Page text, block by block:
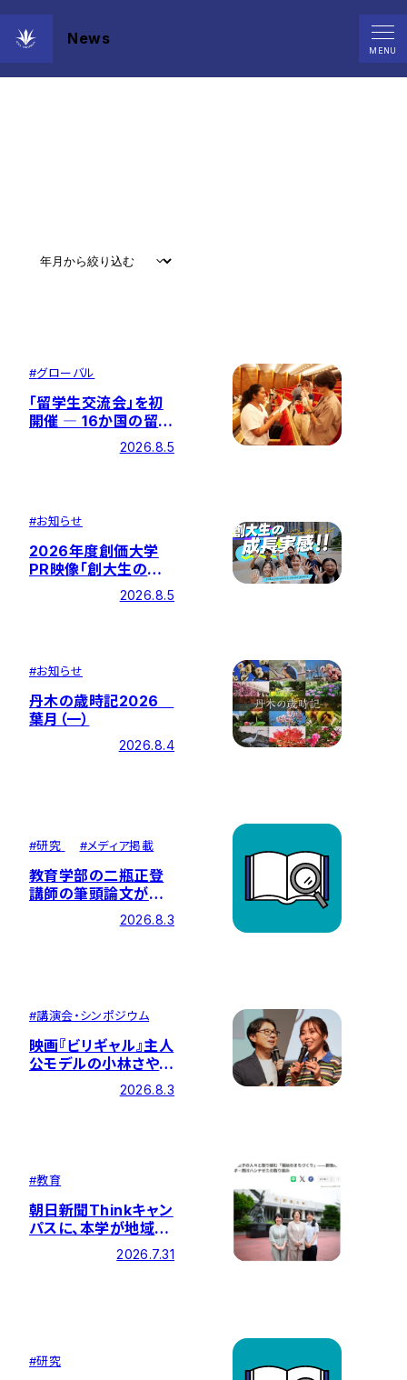
News
MENU
News
#グローバル
「留学生交流会」を初
開催 ― 16か国の留学
生ら約225名が参加
2026.8.5
#お知らせ
2026年度創価大学
PR映像「創大生の成
長実感!!―全国学生調
査ポジティブリストで
2026.8.5
#お知らせ
丹木の歳時記2026
葉月（一）
2026.8.4
#研究 #メディア掲載
教育学部の二瓶正登
講師の筆頭論文が国
際的な学術誌に掲載
2026.8.3
#講演会・シンポジウム
映画『ビリギャル』主人
公モデルの小林さやか
氏、同著者の坪田信貴
氏による特別イベント
2026.8.3
#教育
朝日新聞Thinkキャン
パスに、本学が地域の
方々と取り組む「福祉
のまちづくり」の紹介
2026.7.31
#研究